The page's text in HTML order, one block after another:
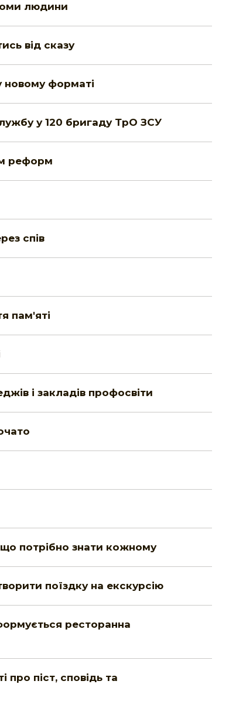
людини
від сказу
новому форматі
у 120 бригаду ТрО ЗСУ
реформ
спів
пам'яті
і закладів профосвіти
що потрібно знати кожному
поїздку на екскурсію
ресторанна
піст, сповідь та